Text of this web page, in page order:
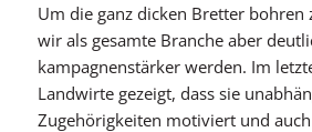
Um die ganz dicken Bretter bohren
wir als gesamte Branche aber
kampagnenstärker werden. Im
Landwirte gezeigt, dass sie
Zugehörigkeiten motiviert und